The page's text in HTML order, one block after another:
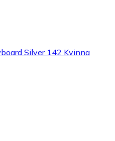
Silver 142 Kvinna